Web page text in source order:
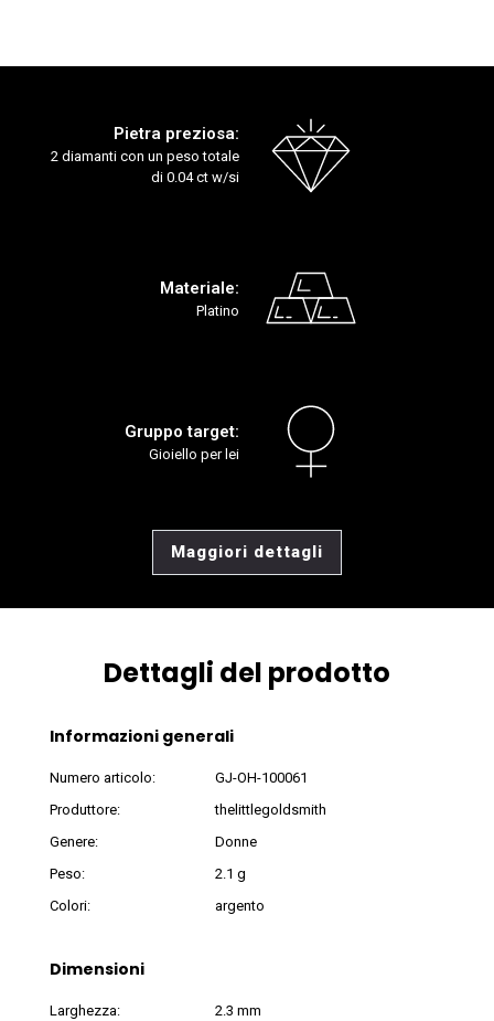
Pietra preziosa:
2 diamanti con un peso totale
di 0.04 ct w/si
Materiale:
Platino
Gruppo target:
Gioiello per lei
Maggiori dettagli
Dettagli del prodotto
Informazioni generali
Numero articolo:
GJ-OH-100061
Produttore:
thelittlegoldsmith
Genere:
Donne
Peso:
2.1 g
Colori:
argento
Dimensioni
Larghezza:
2.3 mm